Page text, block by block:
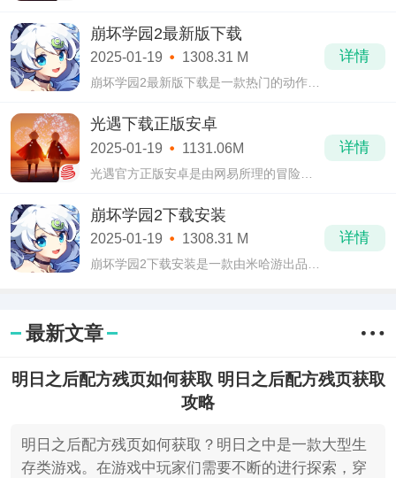
卓2022运用了仿真的3D引擎将场景刻画的
更加真实，精致的人物魔性，华丽的服
饰，
崩坏学园2最新版下载
2025-01-19 1308.31 M
崩坏学园2最新版下载是一款热门的动作冒
事开始是一个名叫崩坏的灾难席卷了学
园，那是一个毁灭性的灾难，众人饱受其
害，苦
详情
光遇下载正版安卓
2025-01-19 1131.06M
光遇官方正版安卓是由网易所理的冒险类
设计师陈星汉以及其团队耗时两年所开发
的，
详情
崩坏学园2下载安装
2025-01-19 1308.31 M
崩坏学园2下载安装是一款由米哈游出品的
限于
详情
最新文章
明日之后配方残页如何获取 明日之后配方残页获取
攻略
明日之后配方残页如何获取？明日之中是一款大型生
存类游戏。在游戏中玩家们需要不断的进行探索，穿